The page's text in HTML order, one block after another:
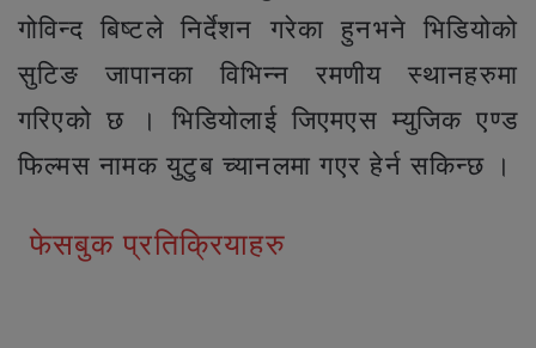
गोविन्द बिष्टले निर्देशन गरेका हुनभने भिडियोको
सुटिङ जापानका विभिन्न रमणीय स्थानहरुमा
गरिएको छ । भिडियोलाई जिएमएस म्युजिक एण्ड
फिल्मस नामक युटुब च्यानलमा गएर हेर्न सकिन्छ ।
फेसबुक प्रतिक्रियाहरु